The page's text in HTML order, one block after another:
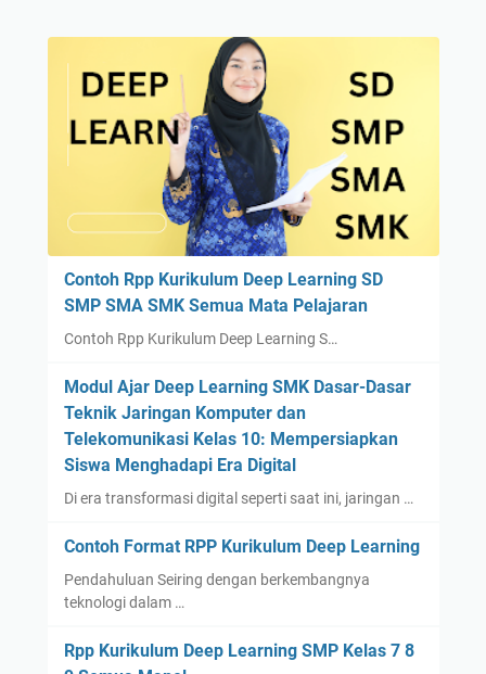
Contoh Rpp Kurikulum Deep Learning SD
SMP SMA SMK Semua Mata Pelajaran
Contoh Rpp Kurikulum Deep Learning S…
Modul Ajar Deep Learning SMK Dasar-Dasar
Teknik Jaringan Komputer dan
Telekomunikasi Kelas 10: Mempersiapkan
Siswa Menghadapi Era Digital
Di era transformasi digital seperti saat ini, jaringan …
Contoh Format RPP Kurikulum Deep Learning
Pendahuluan Seiring dengan berkembangnya
teknologi dalam …
Rpp Kurikulum Deep Learning SMP Kelas 7 8